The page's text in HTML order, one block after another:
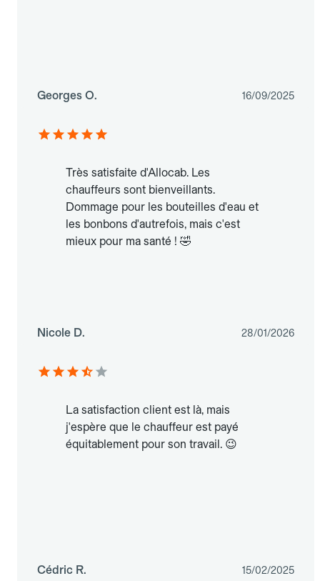
Georges O. 16/09/2025
Très satisfaite d'Allocab. Les
chauffeurs sont bienveillants.
Dommage pour les bouteilles d'eau et
les bonbons d'autrefois, mais c'est
mieux pour ma santé ! 🤣
Nicole D. 28/01/2026
La satisfaction client est là, mais
j'espère que le chauffeur est payé
équitablement pour son travail. 😉
Cédric R. 15/02/2025